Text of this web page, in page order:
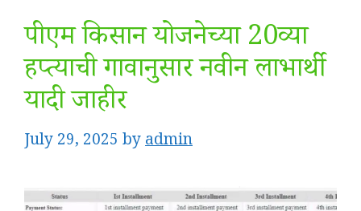
पीएम किसान योजनेच्या 20व्या
हप्त्याची गावानुसार नवीन लाभार्थी
यादी जाहीर
July 29, 2025 byadmin